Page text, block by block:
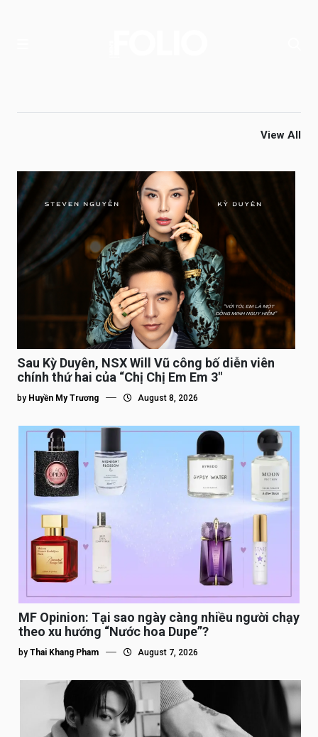
View All
Sau Kỳ Duyên, NSX Will Vũ công bố diễn viên
chính thứ hai của “Chị Chị Em Em 3″
by Huyền My Trương August 8, 2026
MF Opinion: Tại sao ngày càng nhiều người chạy
theo xu hướng “Nước hoa Dupe”?
by Thai Khang Pham August 7, 2026